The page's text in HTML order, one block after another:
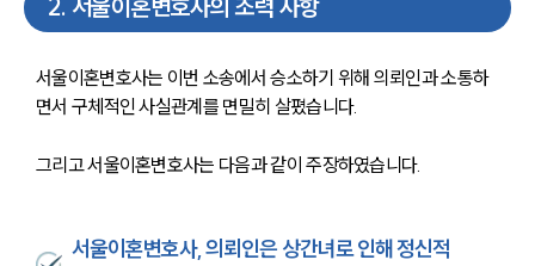
2. 서울이혼변호사의 조력 사항
서울이혼변호사는 이번 소송에서 승소하기 위해 의뢰인과 소통하
면서 구체적인 사실관계를 면밀히 살폈습니다.
그리고 서울이혼변호사는 다음과 같이 주장하였습니다.
서울이혼변호사, 의뢰인은 상간녀로 인해 정신적